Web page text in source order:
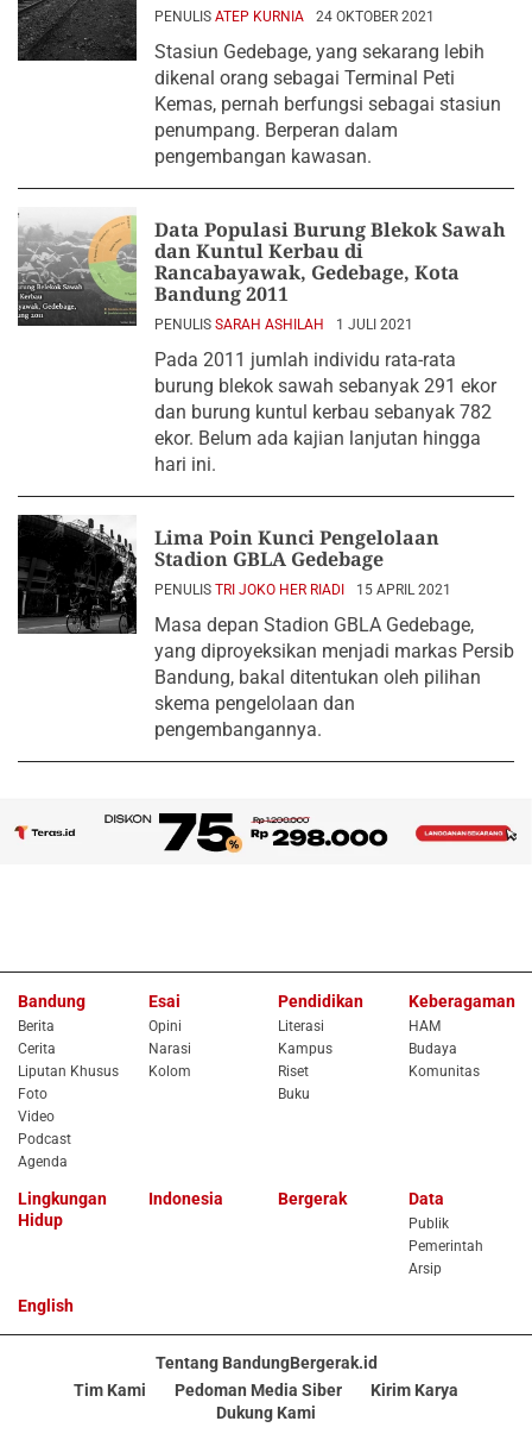
PENULIS ATEP KURNIA 24 OKTOBER 2021
Stasiun Gedebage, yang sekarang lebih
dikenal orang sebagai Terminal Peti
Kemas, pernah berfungsi sebagai stasiun
penumpang. Berperan dalam
pengembangan kawasan.
Data Populasi Burung Blekok Sawah
dan Kuntul Kerbau di
Rancabayawak, Gedebage, Kota
Bandung 2011
PENULIS SARAH ASHILAH 1 JULI 2021
Pada 2011 jumlah individu rata-rata
burung blekok sawah sebanyak 291 ekor
dan burung kuntul kerbau sebanyak 782
ekor. Belum ada kajian lanjutan hingga
hari ini.
Lima Poin Kunci Pengelolaan
Stadion GBLA Gedebage
PENULIS TRI JOKO HER RIADI 15 APRIL 2021
Masa depan Stadion GBLA Gedebage,
yang diproyeksikan menjadi markas Persib
Bandung, bakal ditentukan oleh pilihan
skema pengelolaan dan
pengembangannya.
Bandung
Berita
Cerita
Liputan Khusus
Foto
Video
Podcast
Agenda
Esai
Opini
Narasi
Kolom
Pendidikan
Literasi
Kampus
Riset
Buku
Keberagaman
HAM
Budaya
Komunitas
Lingkungan
Hidup
Indonesia Bergerak Data
Publik
Pemerintah
Arsip
English
Tentang BandungBergerak.id
Tim Kami
Pedoman Media Siber
Kirim Karya
Dukung Kami